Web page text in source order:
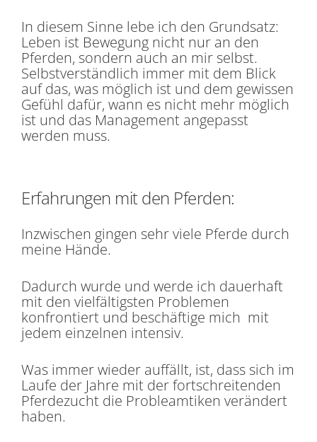
In diesem Sinne lebe ich den Grundsatz:
Leben ist Bewegung nicht nur an den
Pferden, sondern auch an mir selbst.
Selbstverständlich immer mit dem Blick
auf das, was möglich ist und dem gewissen
Gefühl dafür, wann es nicht mehr möglich
ist und das Management angepasst
werden muss.
Erfahrungen mit den Pferden:
Inzwischen gingen sehr viele Pferde durch
meine Hände.
Dadurch wurde und werde ich dauerhaft
mit den vielfältigsten Problemen
konfrontiert und beschäftige mich mit
jedem einzelnen intensiv.
Was immer wieder auffällt, ist, dass sich im
Laufe der Jahre mit der fortschreitenden
Pferdezucht die Probleamtiken verändert
haben.